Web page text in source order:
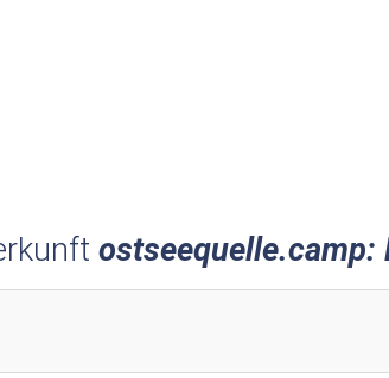
ostseequelle.camp: